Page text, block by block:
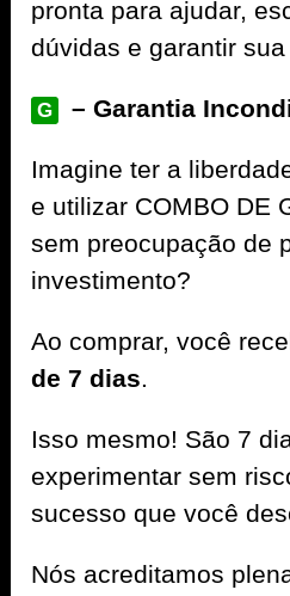
pronta para ajudar,
dúvidas e garantir
G – Garantia
Imagine ter a
e utilizar COMBO DE
sem preocupação de
investimento?
Ao comprar, você
de 7 dias.
Isso mesmo! São 7
experimentar sem
sucesso que você
Nós acreditamos